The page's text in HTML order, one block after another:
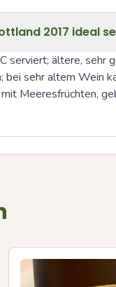
2017 ideal
ältere,
bei sehr altem
Meeresfrüchten,